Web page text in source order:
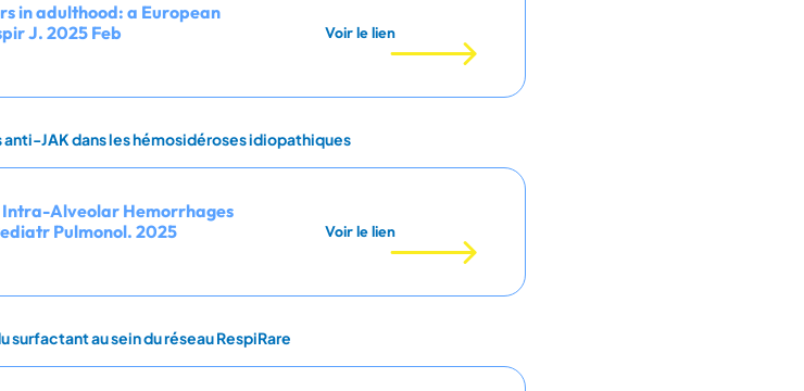
in adulthood: a European
J. 2025 Feb
Voir le lien
JAK dans les hémosidéroses idiopathiques
Alveolar Hemorrhages
Pulmonol. 2025
Voir le lien
au sein du réseau RespiRare